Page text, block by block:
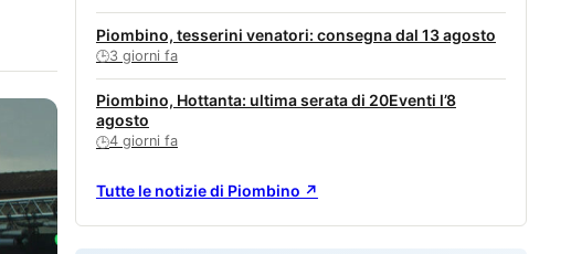
Piombino, tesserini venatori: consegna dal 13 agosto
🕒3 giorni fa
Piombino, Hottanta: ultima serata di 20Eventi l’8
agosto
🕒4 giorni fa
Tutte le notizie di Piombino ↗